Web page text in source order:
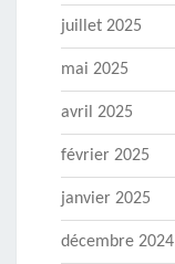
juillet 2025
mai 2025
avril 2025
février 2025
janvier 2025
décembre 2024